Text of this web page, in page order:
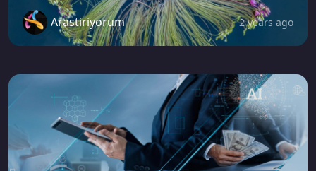
Arastiriyorum 2 years ago